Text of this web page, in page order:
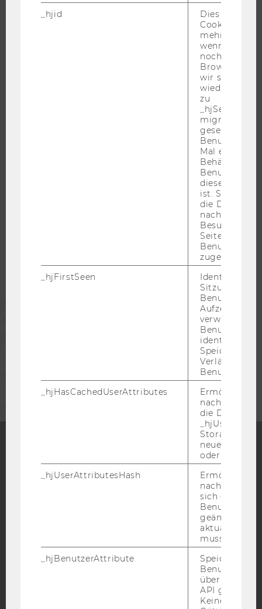
ALUMNI
FacebookInstagramBlog
Bluesky
BARRIEREFREIHEITSERKLÄRUNG WEBSEITE
_hjid
Dies ist ein
Cookie, das
mehr setzen,
wenn ein
noch in
Browser hat,
wir seinen
zu
migrieren.
gesetzt,
Benutzer
Mal eine
Behält die
Benutzer-ID
diese Seite
ist. Stellt
die Daten von
Besuchen
Seite
Benutzer-ID
zugeordnet
_hjFirstSeen
Identifiziert
Sitzung eines
Benutzers.
verwendet,
identifizieren.
Verlängert
_hjHasCachedUserAttributes
Ermöglicht
die Daten in
Storage auf
neuesten
oder nicht.
_hjUserAttributesHash
Ermöglicht
sich ein
geändert hat
aktualisiert
muss.
_hjBenutzerAttribute
Speichert
über die
API gesendet
Keine